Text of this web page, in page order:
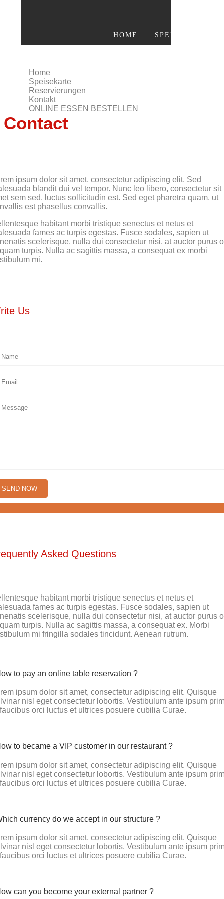
HOME SPEISEKARTE
Home
Speisekarte
Reservierungen
Kontakt
ONLINE ESSEN BESTELLEN
Contact
ipsum dolor sit amet, consectetur adipiscing elit. Sed
blandit dui vel tempor. Nunc leo libero, consectetur sit
sem sed, luctus sollicitudin est. Sed eget pharetra quam, ut
est phasellus convallis.
habitant morbi tristique senectus et netus et
fames ac turpis egestas. Fusce sodales, sapien ut
scelerisque, nulla dui consectetur nisi, at auctor purus
turpis. Nulla ac sagittis massa, a consequat ex morbi
mi.
Us
Asked Questions
habitant morbi tristique senectus et netus et
fames ac turpis egestas. Fusce sodales, sapien ut
scelerisque, nulla dui consectetur nisi, at auctor purus
turpis. Nulla ac sagittis massa, a consequat ex. Morbi
mi fringilla sodales tincidunt. Aenean rutrum.
to pay an online table reservation ?
ipsum dolor sit amet, consectetur adipiscing elit. Quisque
nisl eget consectetur lobortis. Vestibulum ante ipsum
orci luctus et ultrices posuere cubilia Curae.
to became a VIP customer in our restaurant ?
ipsum dolor sit amet, consectetur adipiscing elit. Quisque
nisl eget consectetur lobortis. Vestibulum ante ipsum
orci luctus et ultrices posuere cubilia Curae.
currency do we accept in our structure ?
ipsum dolor sit amet, consectetur adipiscing elit. Quisque
nisl eget consectetur lobortis. Vestibulum ante ipsum
orci luctus et ultrices posuere cubilia Curae.
can you become your external partner ?